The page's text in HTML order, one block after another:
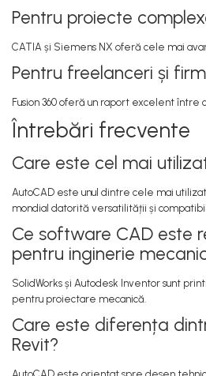
Pentru proiecte
CATIA și Siemens NX oferă cele mai
Pentru freelanceri și
Fusion 360 oferă un raport excelent între
Întrebări frecvente
Care este cel mai
AutoCAD este unul dintre cele mai
mondial datorită versatilității și
Ce software CAD este
pentru inginerie
SolidWorks și Autodesk Inventor sunt
pentru proiectare mecanică.
Care este diferența
Revit?